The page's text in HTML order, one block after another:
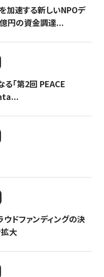
加速する新しいNPOデ
円の資金調達...
「第2回 PEACE
ドファンディングの決
大